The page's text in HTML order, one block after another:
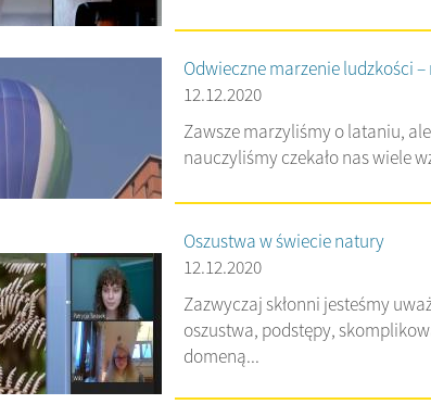
Odwieczne marzenie ludzkości –
12.12.2020
Zawsze marzyliśmy o lataniu,
nauczyliśmy czekało nas wiele
Oszustwa w świecie natury
12.12.2020
Zazwyczaj skłonni jesteśmy
oszustwa, podstępy,
domeną...